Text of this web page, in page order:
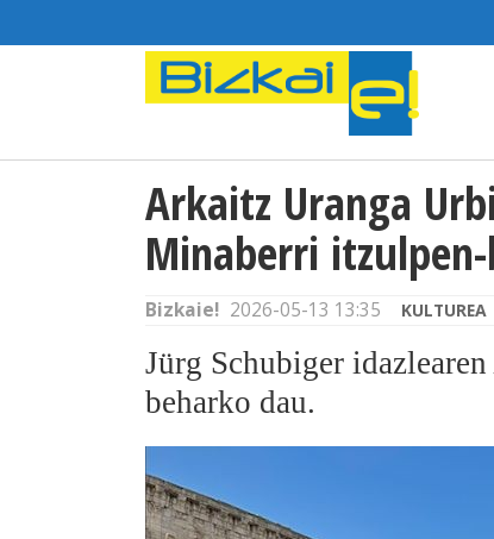
Arkaitz Uranga
Minaberri
Bizkaie! 2026-05-13 13:35 KULTUREA
Jürg Schubiger idazlearen
beharko dau.